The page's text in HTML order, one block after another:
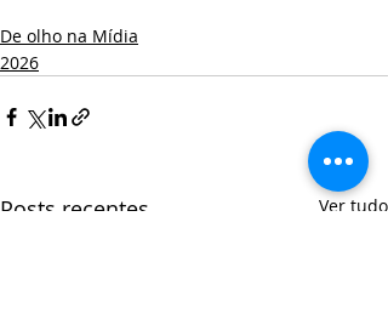
De olho na Mídia
2026
Posts recentes Ver tudo